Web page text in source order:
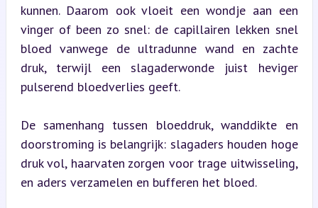
kunnen. Daarom ook vloeit een wondje aan een
vinger of been zo snel: de capillairen lekken snel
bloed vanwege de ultradunne wand en zachte
druk, terwijl een slagaderwonde juist heviger
pulserend bloedverlies geeft.
De samenhang tussen bloeddruk, wanddikte en
doorstroming is belangrijk: slagaders houden hoge
druk vol, haarvaten zorgen voor trage uitwisseling,
en aders verzamelen en bufferen het bloed.